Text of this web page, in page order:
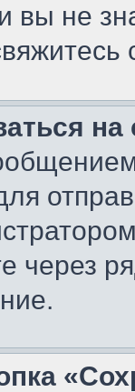
вы не
через